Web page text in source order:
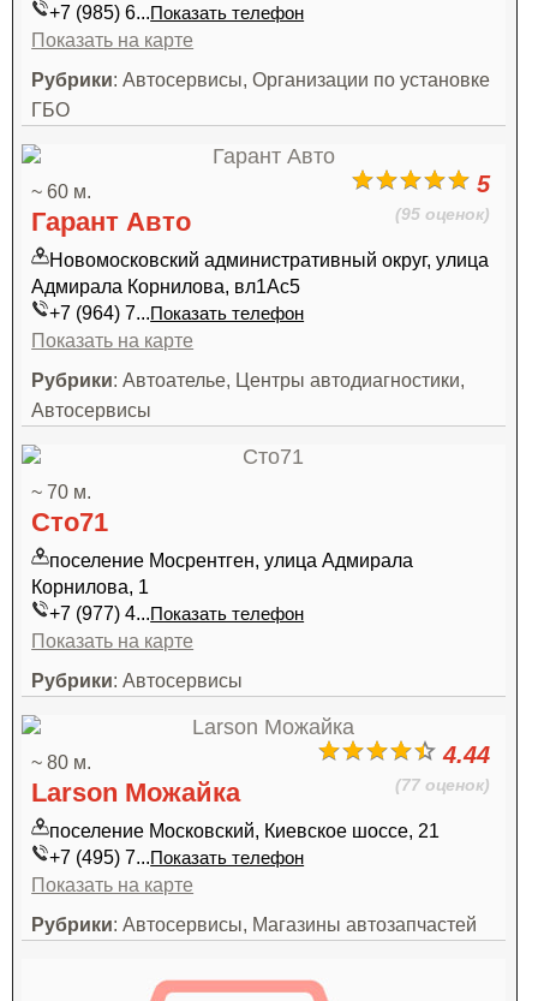
+7 (985) 6...Показать телефон
Показать на карте
Рубрики: Автосервисы, Организации по установке
ГБО
5
(95 оценок)
~ 60 м.
Гарант Авто
Новомосковский административный округ, улица
Адмирала Корнилова, вл1Ас5
+7 (964) 7...Показать телефон
Показать на карте
Рубрики: Автоателье, Центры автодиагностики,
Автосервисы
~ 70 м.
Сто71
поселение Мосрентген, улица Адмирала
Корнилова, 1
+7 (977) 4...Показать телефон
Показать на карте
Рубрики: Автосервисы
4.44
(77 оценок)
~ 80 м.
Larson Можайка
поселение Московский, Киевское шоссе, 21
+7 (495) 7...Показать телефон
Показать на карте
Рубрики: Автосервисы, Магазины автозапчастей